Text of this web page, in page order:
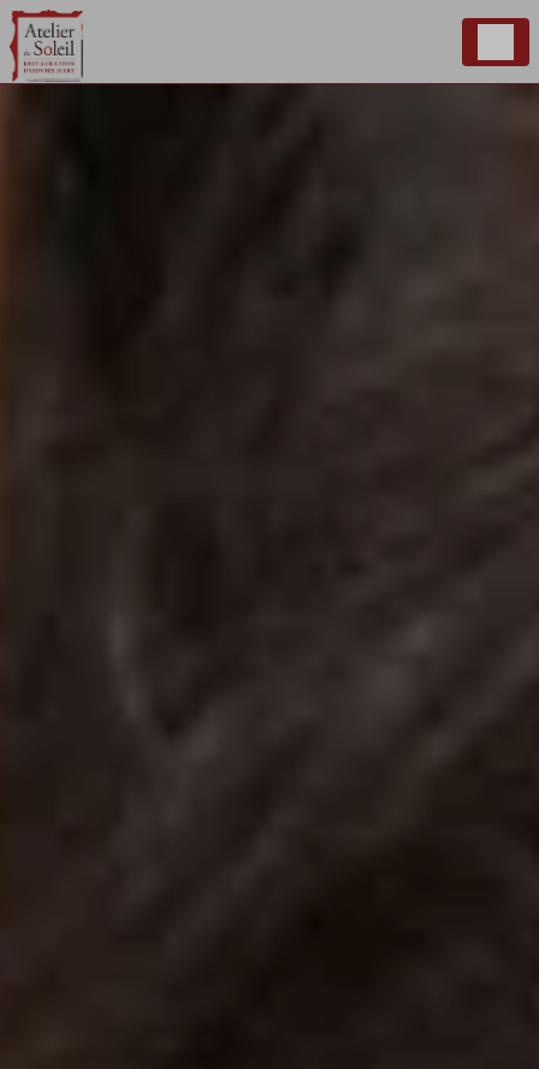
Panneau de gestion des cookies